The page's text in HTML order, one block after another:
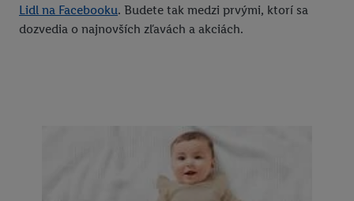
Lidl na Facebooku. Budete tak medzi prvými, ktorí sa
dozvedia o najnovších zľavách a akciách.